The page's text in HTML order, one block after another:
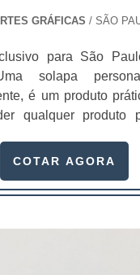
GRÁFICAS / SÃO
para São
solapa
é um produto
qualquer produto
por
a de
COTAR AGORA